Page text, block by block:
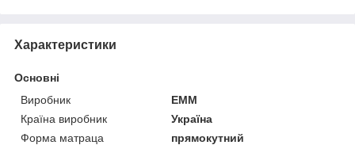
Характеристики
Основні
Виробник
ЕММ
Країна виробник
Україна
Форма матраца
прямокутний